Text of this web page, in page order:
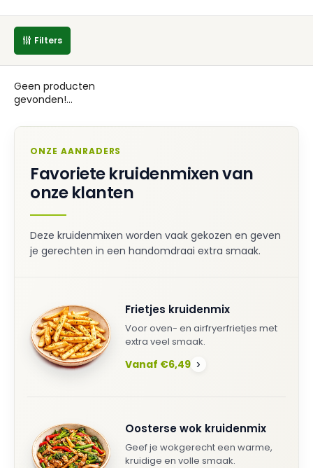
Filters
Geen producten
gevonden!...
ONZE AANRADERS
Favoriete kruidenmixen van
onze klanten
Deze kruidenmixen worden vaak gekozen en geven
je gerechten in een handomdraai extra smaak.
Frietjes kruidenmix
Voor oven- en airfryerfrietjes met
extra veel smaak.
Vanaf €6,49 ›
Oosterse wok kruidenmix
Geef je wokgerecht een warme,
kruidige en volle smaak.